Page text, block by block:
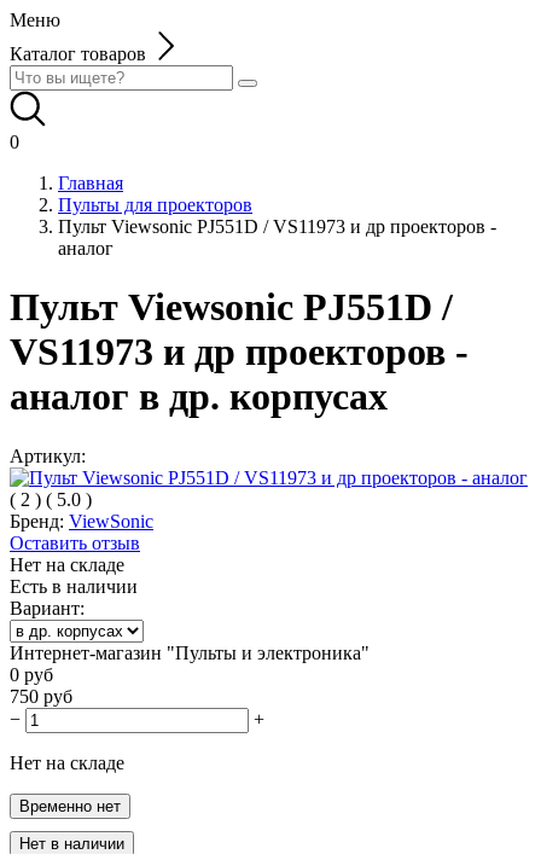
Меню
Каталог товаров
0
Главная
Пульты для проекторов
Пульт Viewsonic PJ551D / VS11973 и др проекторов -
аналог
Пульт Viewsonic PJ551D /
VS11973 и др проекторов -
аналог в др. корпусах
Артикул:
( 2 ) ( 5.0 )
Бренд: ViewSonic
Оставить отзыв
Нет на складе
Есть в наличии
Вариант:
Интернет-магазин "Пульты и электроника"
0 руб
750 руб
−
+
Нет на складе
Временно нет
Нет в наличии